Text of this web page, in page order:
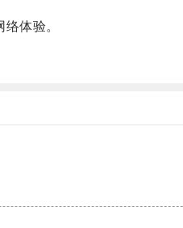
体验。